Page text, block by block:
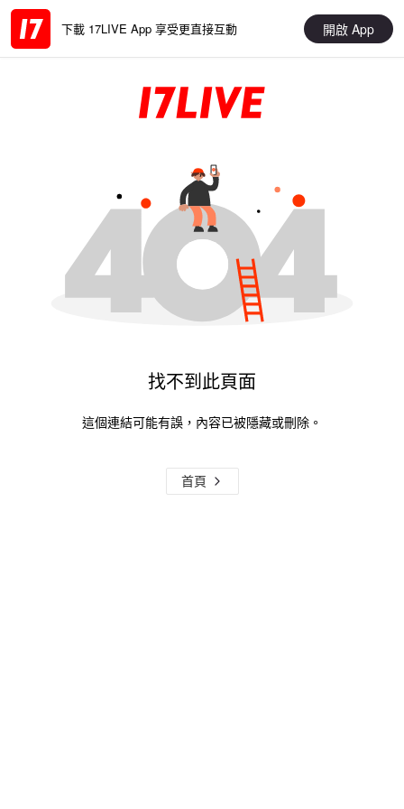
下載 17LIVE App 享受更直接互動 開啟 App
找不到此頁面
這個連結可能有誤，內容已被隱藏或刪除。
首頁